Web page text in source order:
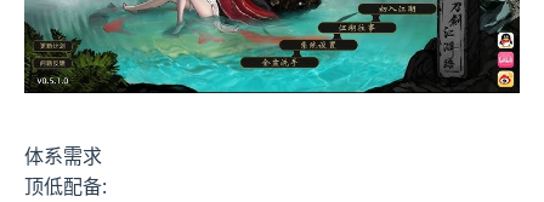
体系需求
顶低配备: